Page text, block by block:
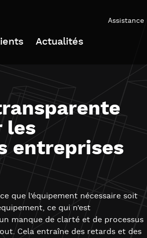
Actualités
Assistance
les
entreprises
que l’équipement nécessaire soit
ce qui n’est
manque de clarté et de processus
Cela entraîne des retards et des